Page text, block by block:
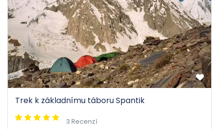
Trek k základnímu táboru Spantik
3 Recenzí